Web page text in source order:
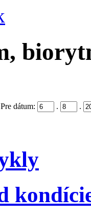
Pre dátum: . .